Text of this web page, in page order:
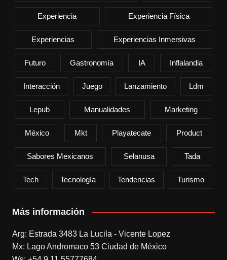
Experiencia Experiencia Física
Experiencias Experiencias Inmersivas
Futuro Gastronomía IA Inflalandia
Interacción Juego Lanzamiento Ldm
Lepub Manualidades Marketing
México Mkt Playatecate Product
Sabores Mexicanos Selanusa Tada
Tech Tecnología Tendencias Turismo
Más información
Arg: Estrada 3483 La Lucila - Vicente Lopez
Mx: Lago Andromaco 53 Ciudad de México